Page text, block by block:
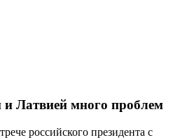
Латвией много проблем
российского президента с